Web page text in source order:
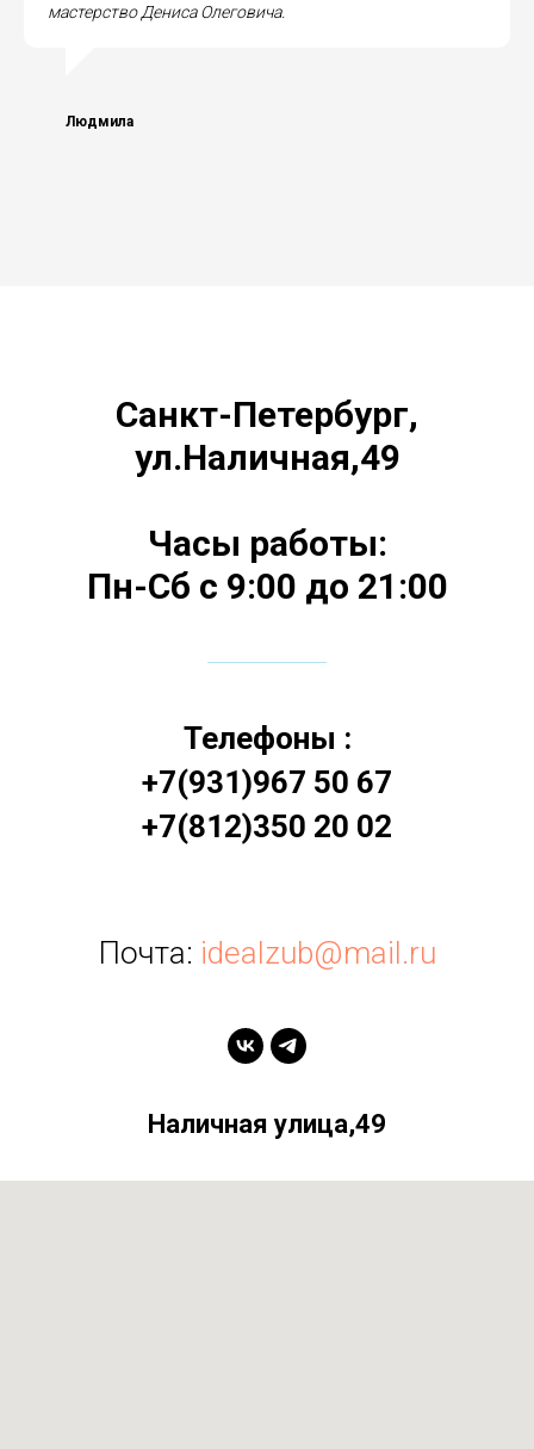
мастерство Дениса Олеговича.
Людмила
Санкт-Петербург,
ул.Наличная,49
Часы работы:
Пн-Сб с 9:00 до 21:00
Телефоны :
+7(931)967 50 67
+7(812)350 20 02
Почта: idealzub@mail.ru
Наличная улица,49